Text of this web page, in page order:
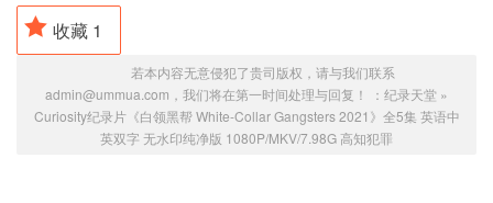
收藏 1
若本内容无意侵犯了贵司版权，请与我们联系
admin@ummua.com，我们将在第一时间处理与回复！ ： 纪录天堂 »
Curiosity纪录片《白领黑帮 White-Collar Gangsters 2021》全5集 英语中
英双字 无水印纯净版 1080P/MKV/7.98G 高知犯罪